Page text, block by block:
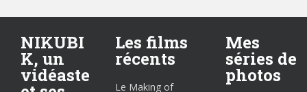
NIKUBI
K, un
vidéaste
Les films
récents
Le Making of
Mes
séries de
photos